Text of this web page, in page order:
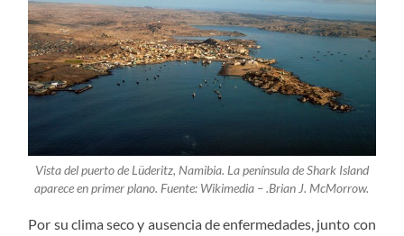
Vista del puerto de Lüderitz, Namibia. La península de Shark Island
aparece en primer plano. Fuente: Wikimedia – .Brian J. McMorrow.
Por su clima seco y ausencia de enfermedades, junto con